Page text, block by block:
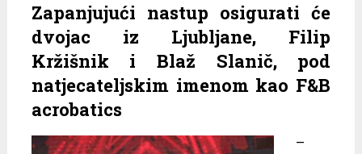
Zapanjujući nastup osigurati će
dvojac iz Ljubljane, Filip
Kržišnik i Blaž Slanič, pod
natjecateljskim imenom kao F&B
acrobatics
–